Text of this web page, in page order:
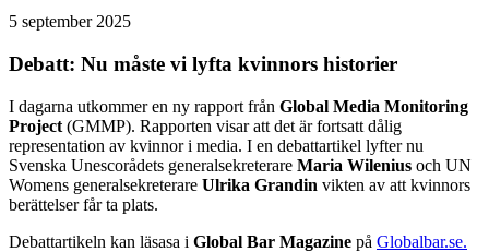
5 september 2025
Debatt: Nu måste vi lyfta kvinnors historier
I dagarna utkommer en ny rapport från Global Media Monitoring
Project (GMMP). Rapporten visar att det är fortsatt dålig
representation av kvinnor i media. I en debattartikel lyfter nu
Svenska Unescorådets generalsekreterare Maria Wilenius och UN
Womens generalsekreterare Ulrika Grandin vikten av att kvinnors
berättelser får ta plats.
Debattartikeln kan läsasa i Global Bar Magazine på Globalbar.se.